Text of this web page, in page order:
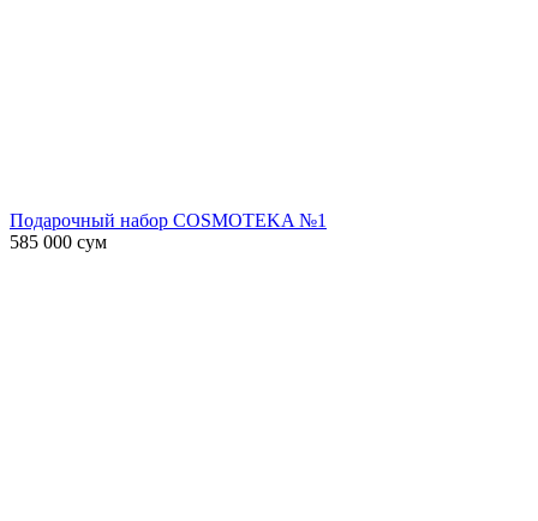
Подарочный набор COSMOTEKA №1
585 000 сум